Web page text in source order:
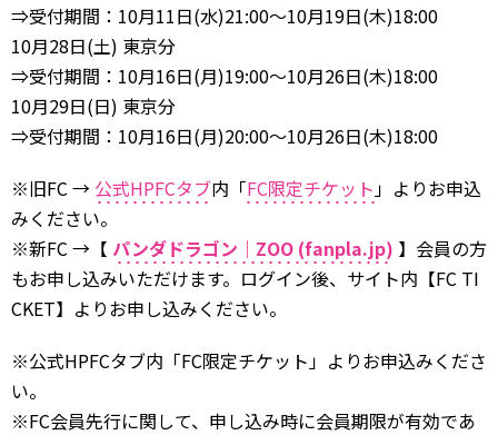
⇒受付期間：10月11日(水)21:00～10月19日(木)18:00
10月28日(土) 東京分
⇒受付期間：10月16日(月)19:00～10月26日(木)18:00
10月29日(日) 東京分
⇒受付期間：10月16日(月)20:00～10月26日(木)18:00
※旧FC → 公式HPFCタブ内「FC限定チケット 」よりお申込
みください。
※新FC →【 パンダドラゴン｜ZOO (fanpla.jp) 】会員の方
もお申し込みいただけます。ログイン後、サイト内【FC TI
CKET】よりお申し込みください。
※公式HPFCタブ内「FC限定チケット」よりお申込みくださ
い。
※FC会員先行に関して、申し込み時に会員期限が有効であ